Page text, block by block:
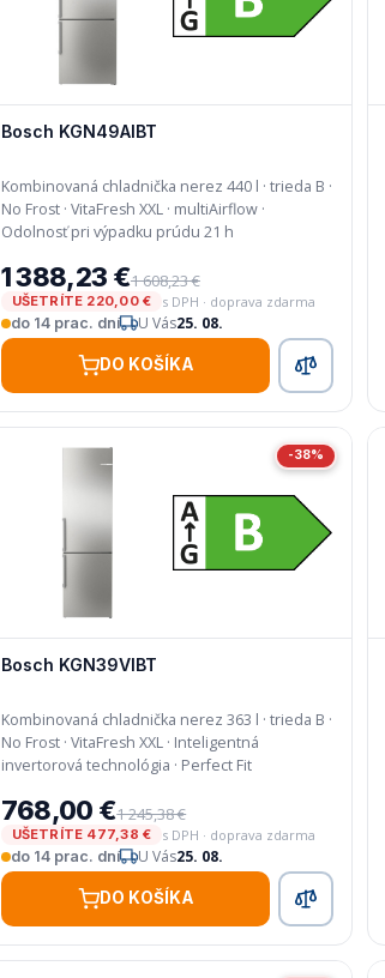
Bosch KGN49AIBT
Kombinovaná chladnička nerez 440 l · trieda B ·
No Frost · VitaFresh XXL · multiAirflow ·
Odolnosť pri výpadku prúdu 21 h
1 388,23 €1 608,23 €
UŠETRÍTE 220,00 €
s DPH · doprava zdarma
do 14 prac. dní
U Vás25. 08.
DO KOŠÍKA
-38%
Bosch KGN39VIBT
Kombinovaná chladnička nerez 363 l · trieda B ·
No Frost · VitaFresh XXL · Inteligentná
invertorová technológia · Perfect Fit
768,00 €1 245,38 €
UŠETRÍTE 477,38 €
s DPH · doprava zdarma
do 14 prac. dní
U Vás25. 08.
DO KOŠÍKA